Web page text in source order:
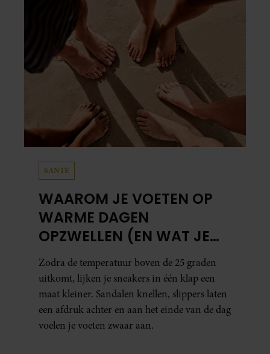
partners kunnen deze gegevens combineren met andere
informatie die u aan ze heeft verstrekt of die ze hebben
verzameld op basis van uw gebruik van hun services. U
gaat akkoord met onze cookies als u onze website blijft
gebruiken.
SANTE
WAAROM JE VOETEN OP
WARME DAGEN
OPZWELLEN (EN WAT JE
ERAAN KUNT DOEN)
Zodra de temperatuur boven de 25 graden
uitkomt, lijken je sneakers in één klap een
maat kleiner. Sandalen knellen, slippers laten
een afdruk achter en aan het einde van de dag
voelen je voeten zwaar aan.